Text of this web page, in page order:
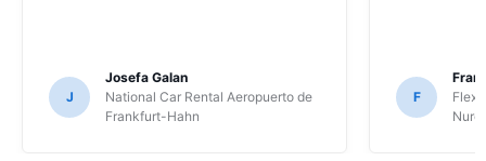
J
Josefa Galan
National Car Rental Aeropuerto de
Frankfurt-Hahn
F
Flex